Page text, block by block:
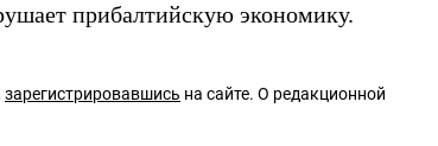
прибалтийскую экономику.
зарегистрировавшись на сайте. О редакционной